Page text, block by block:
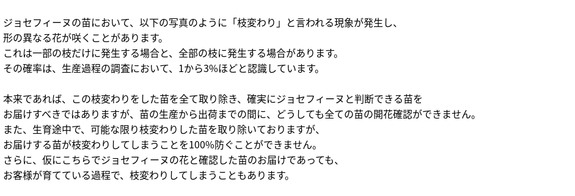
ジョセフィーヌの苗において、以下の写真のように「枝変わり」と言われる現象が発生し、
形の異なる花が咲くことがあります。
これは一部の枝だけに発生する場合と、全部の枝に発生する場合があります。
その確率は、生産過程の調査において、1から3%ほどと認識しています。
本来であれば、この枝変わりをした苗を全て取り除き、確実にジョセフィーヌと判断できる苗を
お届けすべきではありますが、苗の生産から出荷までの間に、どうしても全ての苗の開花確認ができません。
また、生育途中で、可能な限り枝変わりした苗を取り除いておりますが、
お届けする苗が枝変わりしてしまうことを100%防ぐことができません。
さらに、仮にこちらでジョセフィーヌの花と確認した苗のお届けであっても、
お客様が育てている過程で、枝変わりしてしまうこともあります。